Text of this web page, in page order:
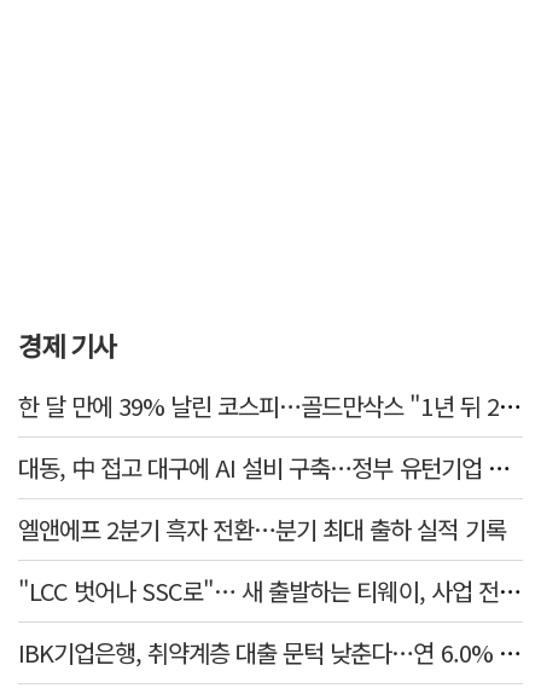
경제 기사
한 달 만에 39% 날린 코스피…골드만삭스 "1년 뒤 2배" 예상, 왜?
대동, 中 접고 대구에 AI 설비 구축…정부 유턴기업 선정
엘앤에프 2분기 흑자 전환…분기 최대 출하 실적 기록
"LCC 벗어나 SSC로"… 새 출발하는 티웨이, 사업 전략 발표
IBK기업은행, 취약계층 대출 문턱 낮춘다…연 6.0% 'i-ONE 햇살론 특례보증' 비대면 출시